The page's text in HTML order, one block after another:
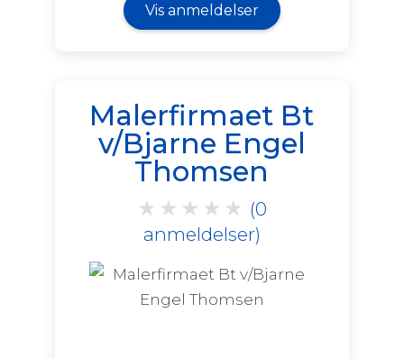
Vis anmeldelser
Malerfirmaet Bt
v/Bjarne Engel
Thomsen
★ ★ ★ ★ ★ (0
anmeldelser)